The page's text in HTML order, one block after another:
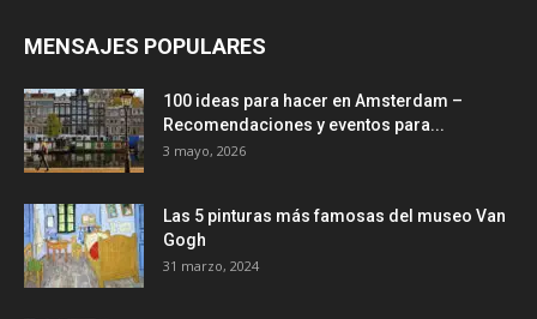
MENSAJES POPULARES
100 ideas para hacer en Amsterdam –
Recomendaciones y eventos para...
3 mayo, 2026
Las 5 pinturas más famosas del museo Van
Gogh
31 marzo, 2024